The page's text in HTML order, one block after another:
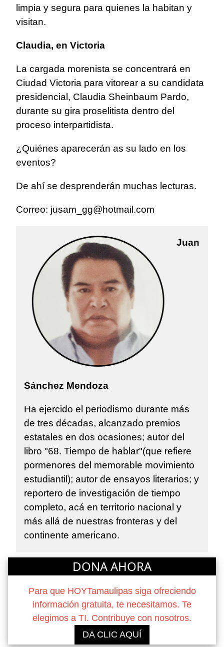
limpia y segura para quienes la habitan y
visitan.
Claudia, en Victoria
La cargada morenista se concentrará en
Ciudad Victoria para vitorear a su candidata
presidencial, Claudia Sheinbaum Pardo,
durante su gira proselitista dentro del
proceso interpartidista.
¿Quiénes aparecerán as su lado en los
eventos?
De ahí se desprenderán muchas lecturas.
Correo: jusam_gg@hotmail.com
Juan
Sánchez Mendoza
Ha ejercido el periodismo durante más
de tres décadas, alcanzado premios
estatales en dos ocasiones; autor del
libro "68. Tiempo de hablar"(que refiere
pormenores del memorable movimiento
estudiantil); autor de ensayos literarios; y
reportero de investigación de tiempo
completo, acá en territorio nacional y
más allá de nuestras fronteras y del
continente americano.
DONA AHORA
Para que HOYTamaulipas siga ofreciendo
información gratuita, te necesitamos. Te
elegimos a TI. Contribuye con nosotros.
DA CLIC AQUÍ